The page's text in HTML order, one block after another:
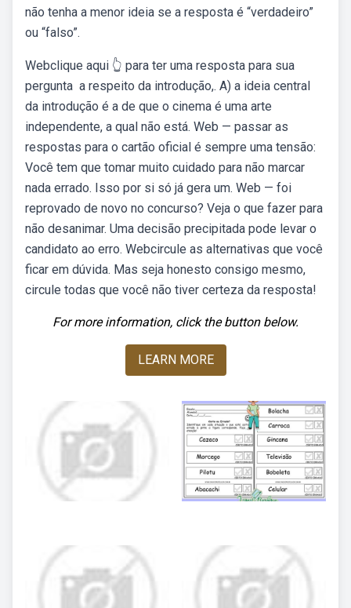
não tenha a menor ideia se a resposta é “verdadeiro”
ou “falso”.
Webclique aqui 👆 para ter uma resposta para sua
pergunta ️ a respeito da introdução,. A) a ideia central
da introdução é a de que o cinema é uma arte
independente, a qual não está. Web — passar as
respostas para o cartão oficial é sempre uma tensão:
Você tem que tomar muito cuidado para não marcar
nada errado. Isso por si só já gera um. Web — foi
reprovado de novo no concurso? Veja o que fazer para
não desanimar. Uma decisão precipitada pode levar o
candidato ao erro. Webcircule as alternativas que você
ficar em dúvida. Mas seja honesto consigo mesmo,
circule todas que você não tiver certeza da resposta!
For more information, click the button below.
LEARN MORE